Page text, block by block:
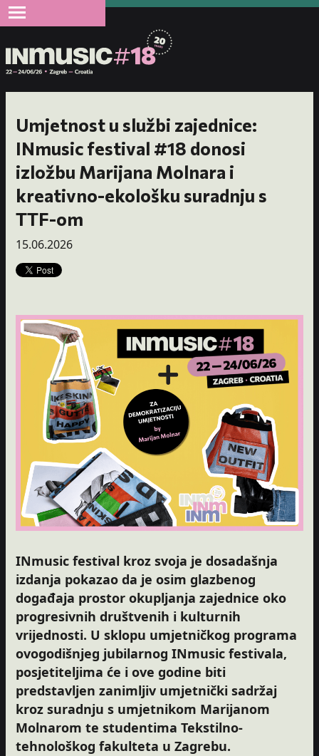
Umjetnost u službi zajednice:
INmusic festival #18 donosi
izložbu Marijana Molnara i
kreativno-ekološku suradnju s
TTF-om
15.06.2026
INmusic festival kroz svoja je dosadašnja
izdanja pokazao da je osim glazbenog
događaja prostor okupljanja zajednice oko
progresivnih društvenih i kulturnih
vrijednosti. U sklopu umjetničkog programa
ovogodišnjeg jubilarnog INmusic festivala,
posjetiteljima će i ove godine biti
predstavljen zanimljiv umjetnički sadržaj
kroz suradnju s umjetnikom Marijanom
Molnarom te studentima Tekstilno-
tehnološkog fakulteta u Zagrebu.